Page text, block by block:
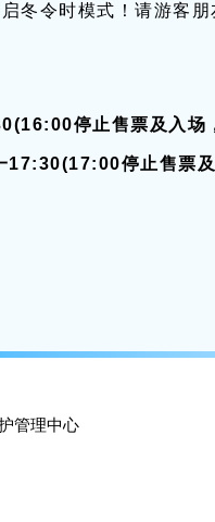
启冬令时模式！请游客
(16:00停止售票及入场
17:30(17:00停止售票
管理中心